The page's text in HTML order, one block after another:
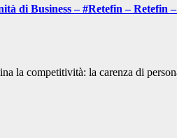
di Business – #Retefin – Retefin
la competitività: la carenza di